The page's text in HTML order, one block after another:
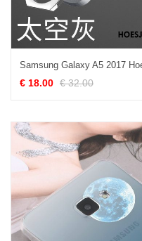
€ 18.00 € 32.00